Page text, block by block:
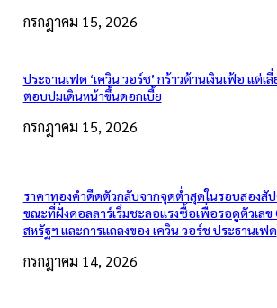
กรกฎาคม 15, 2026
ประธานเฟด ‘เควิน วอร์ช’ กร้าวต้านเงินเฟ้อ แต่เลี่
ตอบปมเดินหน้าขึ้นดอกเบี้ย
กรกฎาคม 15, 2026
ราคาทองคำดีดตัวกลับจากจุดต่ำสุดในรอบสองสั
ขณะที่ฝั่งดอลลาร์เริ่มชะลอแรงซื้อเพื่อรอดูตัวเลข
สหรัฐฯ และการแถลงของ เควิน วอร์ช ประธานเฟด
กรกฎาคม 14, 2026